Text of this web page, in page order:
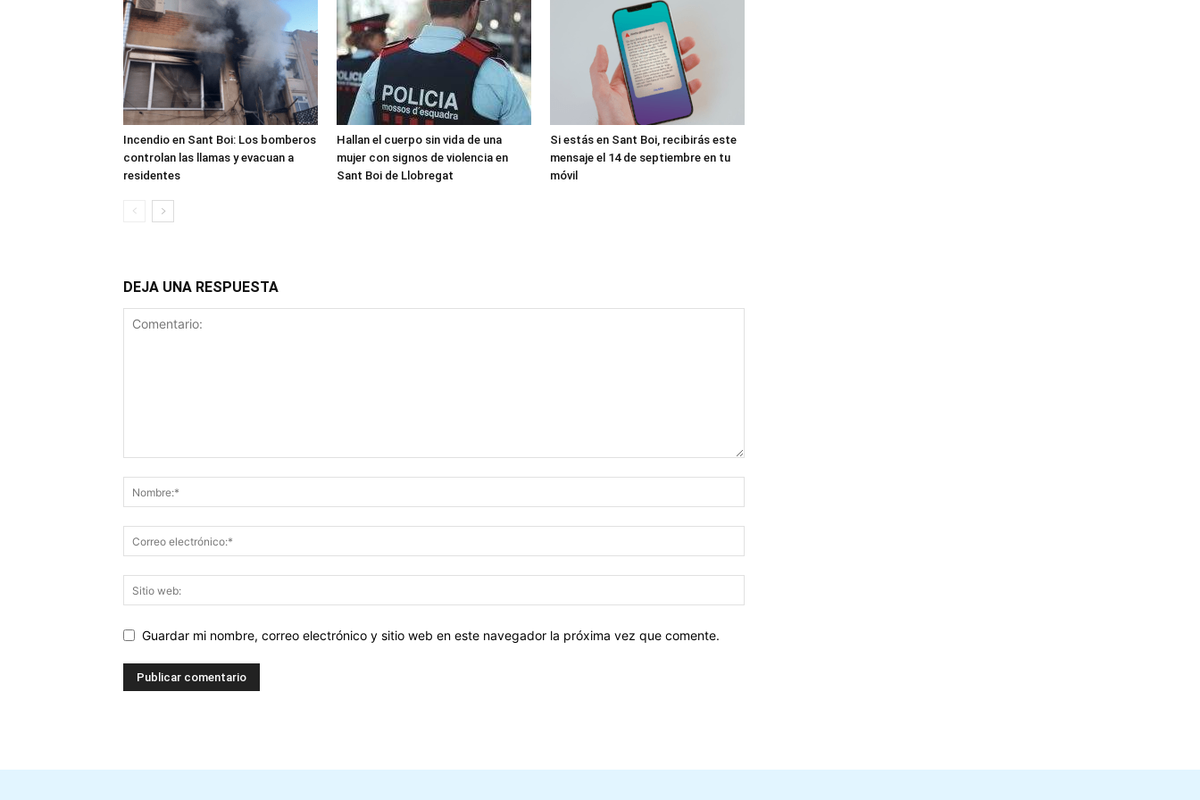
Incendio en Sant Boi: Los bomberos
controlan las llamas y evacuan a
residentes
Hallan el cuerpo sin vida de una
mujer con signos de violencia en
Sant Boi de Llobregat
Si estás en Sant Boi, recibirás este
mensaje el 14 de septiembre en tu
móvil
DEJA UNA RESPUESTA
Guardar mi nombre, correo electrónico y sitio web en este navegador la próxima vez que comente.